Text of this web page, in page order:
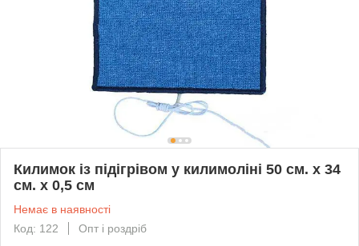
Килимок із підігрівом у килимоліні 50 см. х 34
см. х 0,5 см
Немає в наявності
Код: 122
Опт і роздріб